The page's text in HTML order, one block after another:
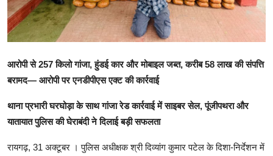
आरोपी से 257 किलो गांजा, हुंडई कार और मोबाइल जब्त, करीब 58 लाख की संपत्ति
बरामद— आरोपी पर एनडीपीएस एक्ट की कार्रवाई
थाना प्रभारी घरघोड़ा के साथ गांजा रेड कार्रवाई में साइबर सेल, पूंजीपथरा और
यातायात पुलिस की घेराबंदी ने दिलाई बड़ी सफलता
रायगढ़, 31 अक्टूबर । पुलिस अधीक्षक श्री दिव्यांग कुमार पटेल के दिशा-निर्देशन में